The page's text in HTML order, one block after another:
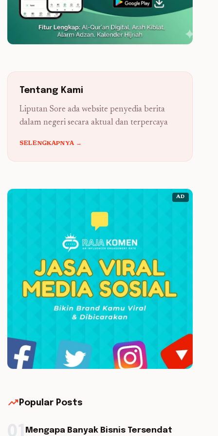
Tentang Kami
Liputan Sore ada website penyedia berita
dalam negeri secara aktual dan terpercaya
SELENGKAPNYA →
AD
trending_up Popular Posts
Mengapa Banyak Bisnis Tersendat